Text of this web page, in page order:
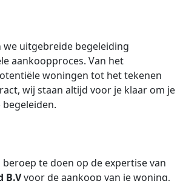
we uitgebreide begeleiding
aankoopproces. Van het
woningen tot het tekenen
wij staan altijd voor je klaar om je
te doen op de expertise van
B.Vvoor de aankoop van je woning,